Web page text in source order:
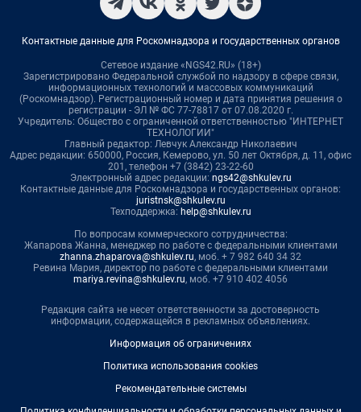
Контактные данные для Роскомнадзора и государственных органов
Сетевое издание «NGS42.RU» (18+)
Зарегистрировано Федеральной службой по надзору в сфере связи,
информационных технологий и массовых коммуникаций
(Роскомнадзор). Регистрационный номер и дата принятия решения о
регистрации - ЭЛ № ФС 77-78817 от 07.08.2020 г.
Учредитель: Общество с ограниченной ответственностью "ИНТЕРНЕТ
ТЕХНОЛОГИИ"
Главный редактор: Левчук Александр Николаевич
Адрес редакции: 650000, Россия, Кемерово, ул. 50 лет Октября, д. 11, офис
201, телефон +7 (3842) 23-22-60
Электронный адрес редакции: ngs42@shkulev.ru
Контактные данные для Роскомнадзора и государственных органов:
juristnsk@shkulev.ru
Техподдержка: help@shkulev.ru
По вопросам коммерческого сотрудничества:
Жапарова Жанна, менеджер по работе с федеральными клиентами
zhanna.zhaparova@shkulev.ru, моб. + 7 982 640 34 32
Ревина Мария, директор по работе с федеральными клиентами
mariya.revina@shkulev.ru, моб. +7 910 402 4056
Редакция сайта не несет ответственности за достоверность
информации, содержащейся в рекламных объявлениях.
Информация об ограничениях
Политика использования cookies
Рекомендательные системы